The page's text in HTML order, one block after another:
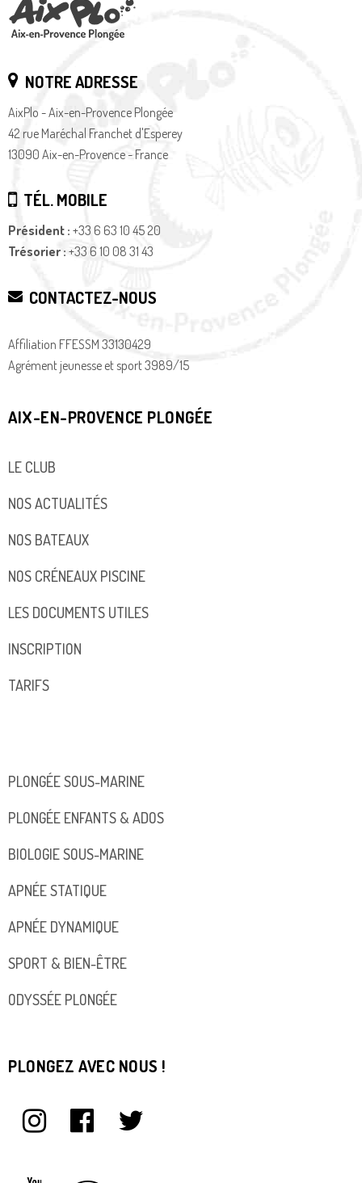
NOTRE ADRESSE
AixPlo - Aix-en-Provence Plongée
42 rue Maréchal Franchet d'Esperey
13090 Aix-en-Provence - France
TÉL. MOBILE
Président : +33 6 63 10 45 20
Trésorier : +33 6 10 08 31 43
CONTACTEZ-NOUS
Affiliation FFESSM 33130429
Agrément jeunesse et sport 3989/15
AIX-EN-PROVENCE PLONGÉE
LE CLUB
NOS ACTUALITÉS
NOS BATEAUX
NOS CRÉNEAUX PISCINE
LES DOCUMENTS UTILES
INSCRIPTION
TARIFS
PLONGÉE SOUS-MARINE
PLONGÉE ENFANTS & ADOS
BIOLOGIE SOUS-MARINE
APNÉE STATIQUE
APNÉE DYNAMIQUE
SPORT & BIEN-ÊTRE
ODYSSÉE PLONGÉE
PLONGEZ AVEC NOUS !